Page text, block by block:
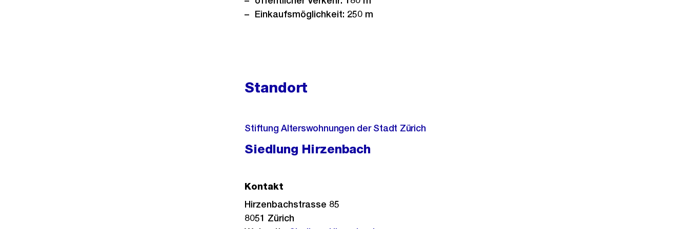
Einkaufsmöglichkeit: 250 m
Standort
Stiftung Alterswohnungen der Stadt Zürich
Siedlung Hirzenbach
Kontakt
Hirzenbachstrasse 85
8051 Zürich